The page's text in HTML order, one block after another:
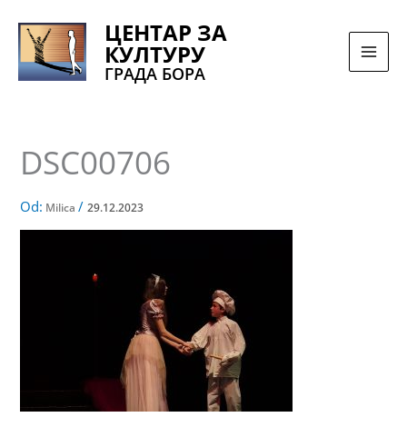
sadržaj
ЦЕНТАР ЗА
КУЛТУРУ
ГРАДА БОРА
DSC00706
Od: Milica/29.12.2023